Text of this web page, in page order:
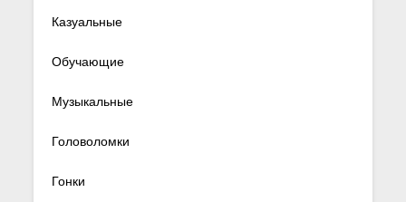
Казуальные
Обучающие
Музыкальные
Головоломки
Гонки